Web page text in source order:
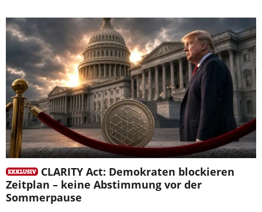
CLARITY Act: Demokraten blockieren
Zeitplan – keine Abstimmung vor der
Sommerpause